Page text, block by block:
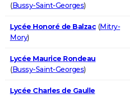
(Bussy-Saint-Georges)
Lycée Honoré de Balzac(Mitry-
Mory)
Lycée Maurice Rondeau
(Bussy-Saint-Georges)
Lycée Charles de Gaulle